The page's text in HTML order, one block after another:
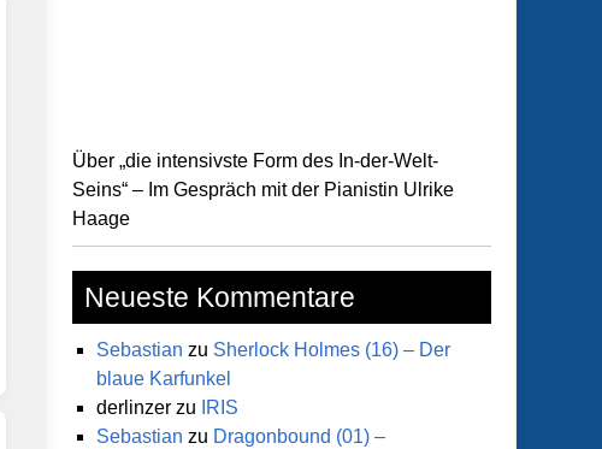
Über „die intensivste Form des In-der-Welt-
Seins“ – Im Gespräch mit der Pianistin Ulrike
Haage
Neueste Kommentare
Sebastian zu Sherlock Holmes (16) – Der
blaue Karfunkel
derlinzer zu
IRIS
Sebastian zu Dragonbound (01) –